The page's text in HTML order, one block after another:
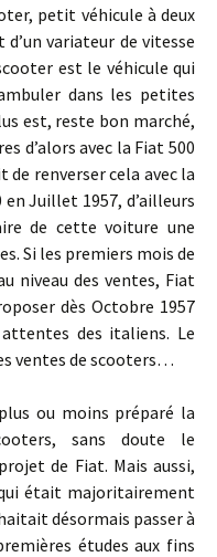
petit véhicule à deux
variateur de vitesse
est le véhicule qui
dans les petites
est, reste bon marché,
d’alors avec la Fiat 500
renverser cela avec la
Juillet 1957, d’ailleurs
de cette voiture une
Si les premiers mois de
niveau des ventes, Fiat
dès Octobre 1957
des italiens. Le
ventes de scooters…
ou moins préparé la
sans doute le
de Fiat. Mais aussi,
était majoritairement
désormais passer à
études aux fins